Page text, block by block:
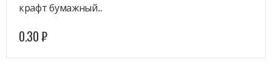
крафт бумажный...
0.30₽